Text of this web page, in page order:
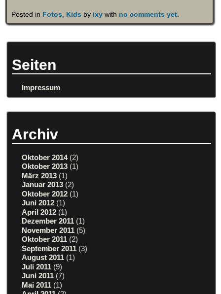
Posted in Fotos Kids by ixywith no comments yet.
Seiten
Impressum
Archiv
Oktober 2014(2)
Oktober 2013 (1)
März 2013 (1)
Januar 2013 (2)
Oktober 2012 (1)
Juni 2012 (1)
April 2012 (1)
Dezember 2011 (1)
November 2011 (5)
Oktober 2011 (2)
September 2011 (3)
August 2011 (1)
Juli 2011 (9)
Juni 2011 (7)
Mai 2011 (1)